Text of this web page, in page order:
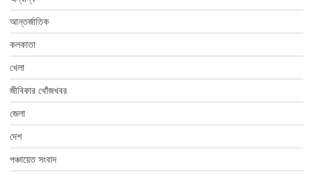
আন্তর্জাতিক
কলকাতা
খেলা
জীবিকার খোঁজখবর
জেলা
দেশ
পঞ্চায়েত সংবাদ